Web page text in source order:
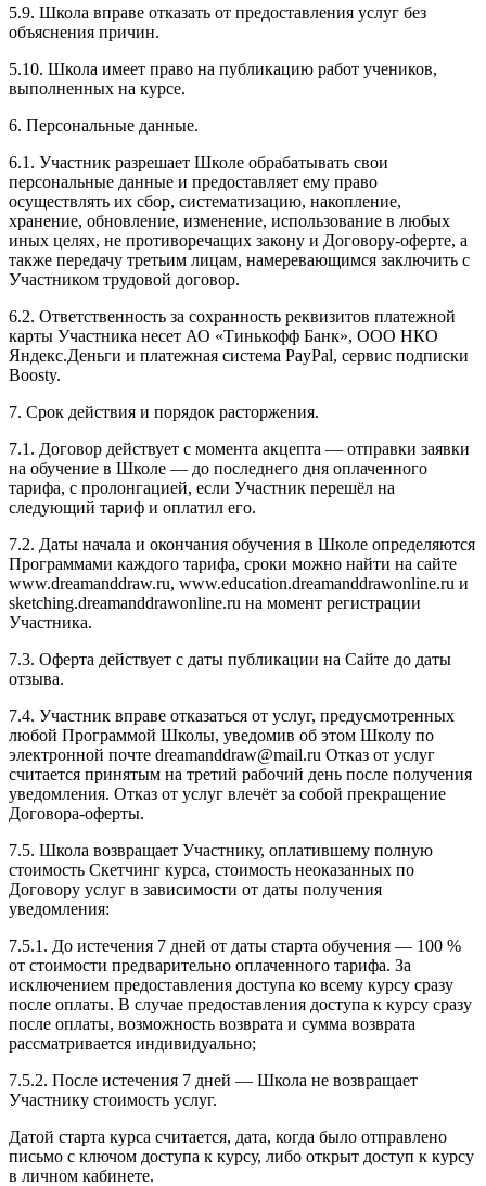
5.9. Школа вправе отказать от предоставления услуг без
объяснения причин.
5.10. Школа имеет право на публикацию работ учеников,
выполненных на курсе.
6. Персональные данные.
6.1. Участник разрешает Школе обрабатывать свои
персональные данные и предоставляет ему право
осуществлять их сбор, систематизацию, накопление,
хранение, обновление, изменение, использование в любых
иных целях, не противоречащих закону и Договору-оферте, а
также передачу третьим лицам, намеревающимся заключить с
Участником трудовой договор.
6.2. Ответственность за сохранность реквизитов платежной
карты Участника несет АО «Тинькофф Банк», ООО НКО
Яндекс.Деньги и платежная система PayPal, сервис подписки
Boosty.
7. Срок действия и порядок расторжения.
7.1. Договор действует с момента акцепта — отправки заявки
на обучение в Школе — до последнего дня оплаченного
тарифа, с пролонгацией, если Участник перешёл на
следующий тариф и оплатил его.
7.2. Даты начала и окончания обучения в Школе определяются
Программами каждого тарифа, сроки можно найти на сайте
www.dreamanddraw.ru, www.education.dreamanddrawonline.ru и
sketching.dreamanddrawonline.ru на момент регистрации
Участника.
7.3. Оферта действует с даты публикации на Сайте до даты
отзыва.
7.4. Участник вправе отказаться от услуг, предусмотренных
любой Программой Школы, уведомив об этом Школу по
электронной почте dreamanddraw@mail.ru Отказ от услуг
считается принятым на третий рабочий день после получения
уведомления. Отказ от услуг влечёт за собой прекращение
Договора-оферты.
7.5. Школа возвращает Участнику, оплатившему полную
стоимость Скетчинг курса, стоимость неоказанных по
Договору услуг в зависимости от даты получения
уведомления:
7.5.1. До истечения 7 дней от даты старта обучения — 100 %
от стоимости предварительно оплаченного тарифа. За
исключением предоставления доступа ко всему курсу сразу
после оплаты. В случае предоставления доступа к курсу сразу
после оплаты, возможность возврата и сумма возврата
рассматривается индивидуально;
7.5.2. После истечения 7 дней — Школа не возвращает
Участнику стоимость услуг.
Датой старта курса считается, дата, когда было отправлено
письмо с ключом доступа к курсу, либо открыт доступ к курсу
в личном кабинете.